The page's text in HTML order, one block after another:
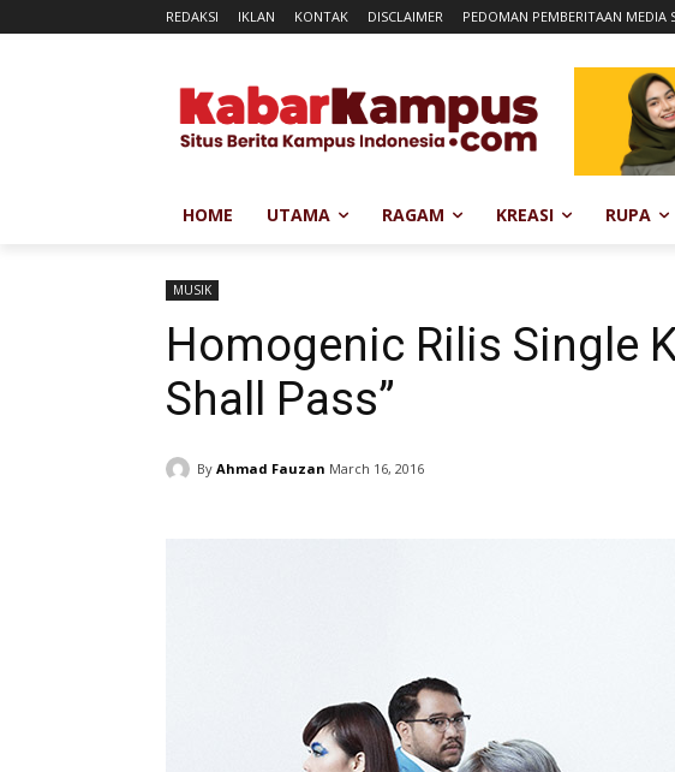
REDAKSI IKLAN KONTAK DISCLAIMER PEDOMAN PEMBERITAAN MEDIA
HOME UTAMA RAGAM KREASI RUPA
MUSIK
Homogenic Rilis Single
Shall Pass”
By Ahmad Fauzan March 16, 2016